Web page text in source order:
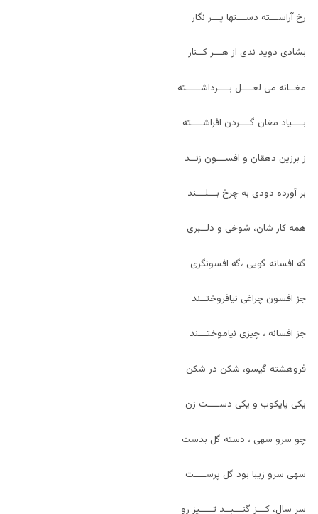
رخ آراســـته دســـتها پـــر نگار
بشادی دويد ندی از هـــر کــنار
مغــانه می لعــــل بــــرداشـــــته
بــــياد مغان گــــردن افراشــــته
ز برزين دهقان و افســـون زنــد
بر آورده دودی به چرخ بـــلـــند
همه کار شان، شوخی و دلــبری
گه افسانه گويی ،گه افسونگری
جز افسون چراغی نيافروختــند
جز افسانه ، چيزی نياموختـــند
فروهشته گيسو، شکن در شکن
يکی پايکوب و يکی دســــت زن
چو سرو سهی ، دسته گل بدست
سهی سرو زيبا بود گل پرســــت
سر سال، کـــز گنـــبــد تـــــيز رو